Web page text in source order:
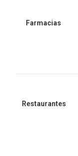
Farmacias
Restaurantes